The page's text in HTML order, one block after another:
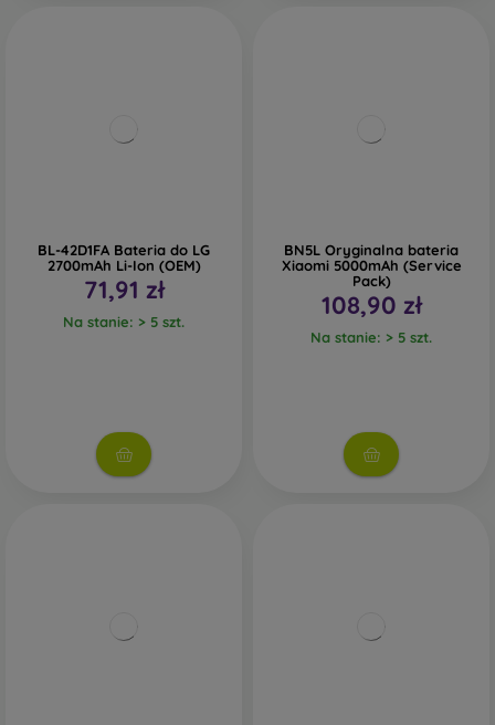
BL-42D1FA Bateria do LG
2700mAh Li-Ion (OEM)
71,91 zł
Na stanie: > 5 szt.
BN5L Oryginalna bateria
Xiaomi 5000mAh (Service
Pack)
108,90 zł
Na stanie: > 5 szt.